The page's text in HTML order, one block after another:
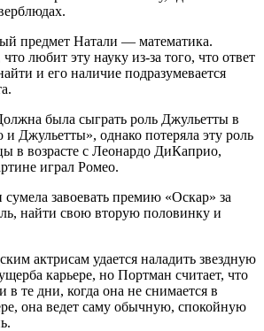
предмет Натали — математика.
любит эту науку из-за того, что ответ
и его наличие подразумевается
была сыграть роль Джульетты в
Джульетты», однако потеряла эту роль
в возрасте с Леонардо ДиКаприо,
играл Ромео.
завоевать премию «Оскар» за
найти свою вторую половинку и
актрисам удается наладить звездную
карьере, но Портман считает, что
в те дни, когда она не снимается в
она ведет саму обычную, спокойную